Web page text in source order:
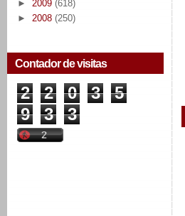
► 2009 (618)
► 2008 (250)
Contador de visitas
2 2 0 3
5
9
3 3